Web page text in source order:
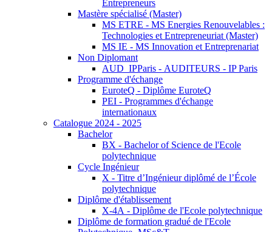
Entrepreneurs
Mastère spécialisé (Master)
MS ETRE - MS Energies Renouvelables :
Technologies et Entrepreneuriat (Master)
MS IE - MS Innovation et Entreprenariat
Non Diplomant
AUD_IPParis - AUDITEURS - IP Paris
Programme d'échange
EuroteQ - Diplôme EuroteQ
PEI - Programmes d'échange
internationaux
Catalogue 2024 - 2025
Bachelor
BX - Bachelor of Science de l'Ecole
polytechnique
Cycle Ingénieur
X - Titre d’Ingénieur diplômé de l’École
polytechnique
Diplôme d'établissement
X-4A - Diplôme de l'Ecole polytechnique
Diplôme de formation gradué de l'Ecole